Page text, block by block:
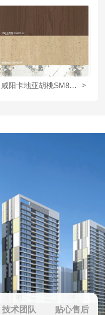
- 咸阳卡地亚胡桃SM80162 >
技术团队 贴心售后